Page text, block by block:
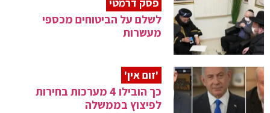
פסק דרמטי
לשלם על הביטוחים מכספי
מעשרות
'זום אין'
כך הובילו 4 מערכות בחירות
לפיצוץ בממשלה